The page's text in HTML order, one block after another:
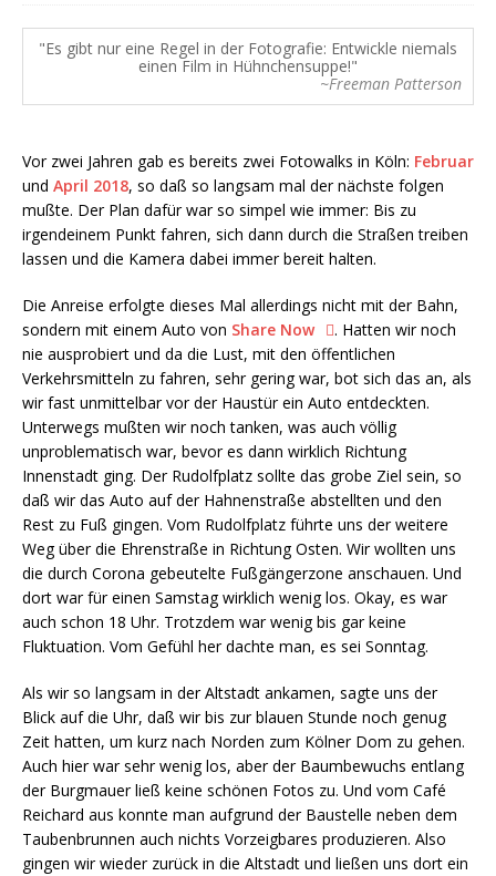
Es gibt nur eine Regel in der Fotografie: Entwickle niemals
einen Film in Hühnchensuppe!
~Freeman Patterson
Vor zwei Jahren gab es bereits zwei Fotowalks in Köln: Februar
und April 2018, so daß so langsam mal der nächste folgen
mußte. Der Plan dafür war so simpel wie immer: Bis zu
irgendeinem Punkt fahren, sich dann durch die Straßen treiben
lassen und die Kamera dabei immer bereit halten.
Die Anreise erfolgte dieses Mal allerdings nicht mit der Bahn,
sondern mit einem Auto von Share Now
. Hatten wir noch
nie ausprobiert und da die Lust, mit den öffentlichen
Verkehrsmitteln zu fahren, sehr gering war, bot sich das an, als
wir fast unmittelbar vor der Haustür ein Auto entdeckten.
Unterwegs mußten wir noch tanken, was auch völlig
unproblematisch war, bevor es dann wirklich Richtung
Innenstadt ging. Der Rudolfplatz sollte das grobe Ziel sein, so
daß wir das Auto auf der Hahnenstraße abstellten und den
Rest zu Fuß gingen. Vom Rudolfplatz führte uns der weitere
Weg über die Ehrenstraße in Richtung Osten. Wir wollten uns
die durch Corona gebeutelte Fußgängerzone anschauen. Und
dort war für einen Samstag wirklich wenig los. Okay, es war
auch schon 18 Uhr. Trotzdem war wenig bis gar keine
Fluktuation. Vom Gefühl her dachte man, es sei Sonntag.
Als wir so langsam in der Altstadt ankamen, sagte uns der
Blick auf die Uhr, daß wir bis zur blauen Stunde noch genug
Zeit hatten, um kurz nach Norden zum Kölner Dom zu gehen.
Auch hier war sehr wenig los, aber der Baumbewuchs entlang
der Burgmauer ließ keine schönen Fotos zu. Und vom Café
Reichard aus konnte man aufgrund der Baustelle neben dem
Taubenbrunnen auch nichts Vorzeigbares produzieren. Also
gingen wir wieder zurück in die Altstadt und ließen uns dort ein